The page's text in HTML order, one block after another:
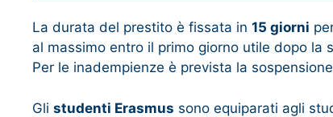
La durata del prestito è fissata in 15 giorni
al massimo entro il primo giorno utile dopo la
Per le inadempienze è prevista la
Gli studenti Erasmus sono equiparati agli